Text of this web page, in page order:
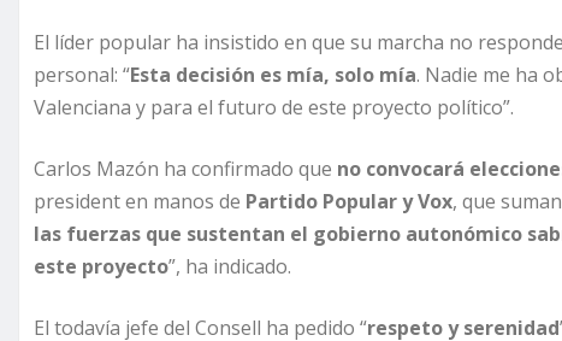
El líder popular ha insistido en que su marcha no
personal: “Esta decisión es mía, solo mía. Nadie me ha
Valenciana y para el futuro de este proyecto político”.
Carlos Mazón ha confirmado que no convocará
president en manos de Partido Popular y Vox, que
las fuerzas que sustentan el gobierno autonómico
este proyecto”, ha indicado.
El todavía jefe del Consell ha pedido “respeto y serenidad